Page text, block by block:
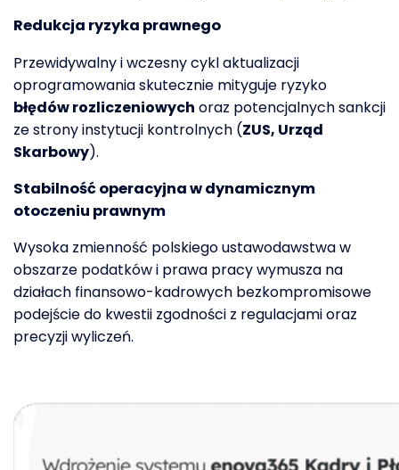
Redukcja ryzyka prawnego
Przewidywalny i wczesny cykl aktualizacji
oprogramowania skutecznie mityguje ryzyko
błędów rozliczeniowych oraz potencjalnych sankcji
ze strony instytucji kontrolnych (ZUS, Urząd
Skarbowy).
Stabilność operacyjna w dynamicznym
otoczeniu prawnym
Wysoka zmienność polskiego ustawodawstwa w
obszarze podatków i prawa pracy wymusza na
działach finansowo-kadrowych bezkompromisowe
podejście do kwestii zgodności z regulacjami oraz
precyzji wyliczeń.